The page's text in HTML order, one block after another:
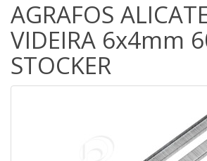
AGRAFOS
VIDEIRA 6x4mm
STOCKER